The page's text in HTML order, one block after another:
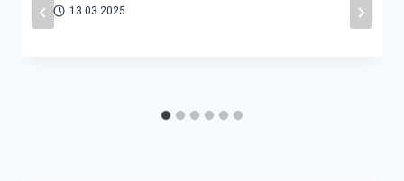
13.03.2025